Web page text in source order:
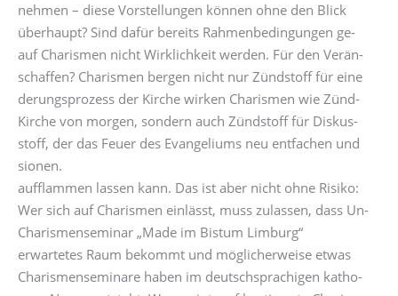
nehmen – diese Vorstellungen können ohne den Blick
überhaupt? Sind dafür bereits Rahmenbedingungen ge-
auf Charismen nicht Wirklichkeit werden. Für den Verän-
schaffen? Charismen bergen nicht nur Zündstoff für eine
derungsprozess der Kirche wirken Charismen wie Zünd-
Kirche von morgen, sondern auch Zündstoff für Diskus-
stoff, der das Feuer des Evangeliums neu entfachen und
sionen.
aufflammen lassen kann. Das ist aber nicht ohne Risiko:
Wer sich auf Charismen einlässt, muss zulassen, dass Un-
Charismenseminar „Made im Bistum Limburg“
erwartetes Raum bekommt und möglicherweise etwas
Charismenseminare haben im deutschsprachigen katho-